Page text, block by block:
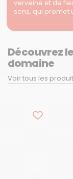
verveine et de
sens, qui promet
Découvrez
domaine
Voir tous les